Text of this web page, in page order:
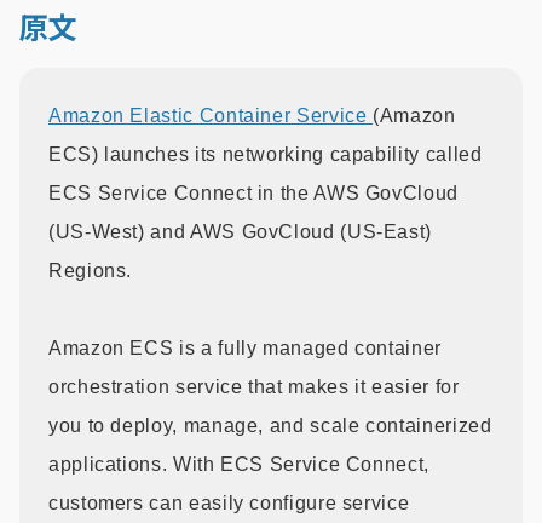
原文
Amazon Elastic Container Service (Amazon
ECS) launches its networking capability called
ECS Service Connect in the AWS GovCloud
(US-West) and AWS GovCloud (US-East)
Regions.
Amazon ECS is a fully managed container
orchestration service that makes it easier for
you to deploy, manage, and scale containerized
applications. With ECS Service Connect,
customers can easily configure service